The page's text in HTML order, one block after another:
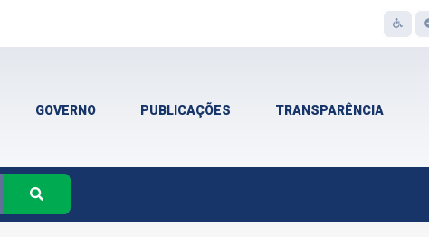
GOVERNO PUBLICAÇÕES TRANSPARÊNCIA